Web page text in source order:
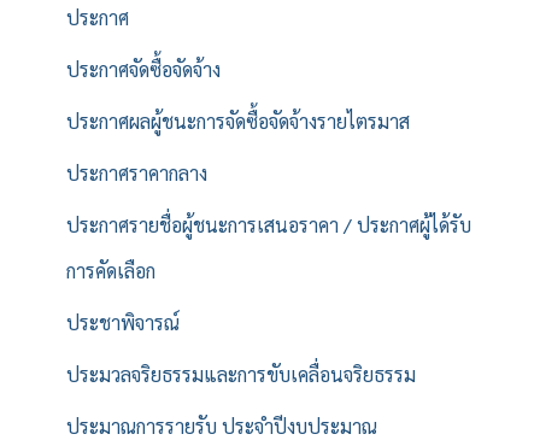
ประกาศ
ประกาศจัดซื้อจัดจ้าง
ประกาศผลผู้ชนะการจัดซื้อจัดจ้างรายไตรมาส
ประกาศราคากลาง
ประกาศรายชื่อผู้ชนะการเสนอราคา / ประกาศผู้ได้รับ
การคัดเลือก
ประชาพิจารณ์
ประมวลจริยธรรมและการขับเคลื่อนจริยธรรม
ประมาณการรายรับ ประจำปีงบประมาณ